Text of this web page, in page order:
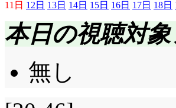
11日 12日 13日 14日 15日 16日 17日 18日
本日の視聴対
無し